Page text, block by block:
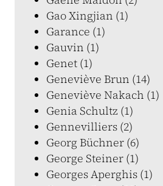
Gao Xingjian (1)
Garance (1)
Gauvin (1)
Genet (1)
Geneviève Brun (14)
Geneviève Nakach (1)
Genia Schultz (1)
Gennevilliers (2)
Georg Büchner (6)
George Steiner (1)
Georges Aperghis (1)